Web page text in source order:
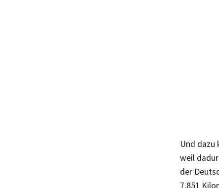
Und dazu
weil
der
7.851